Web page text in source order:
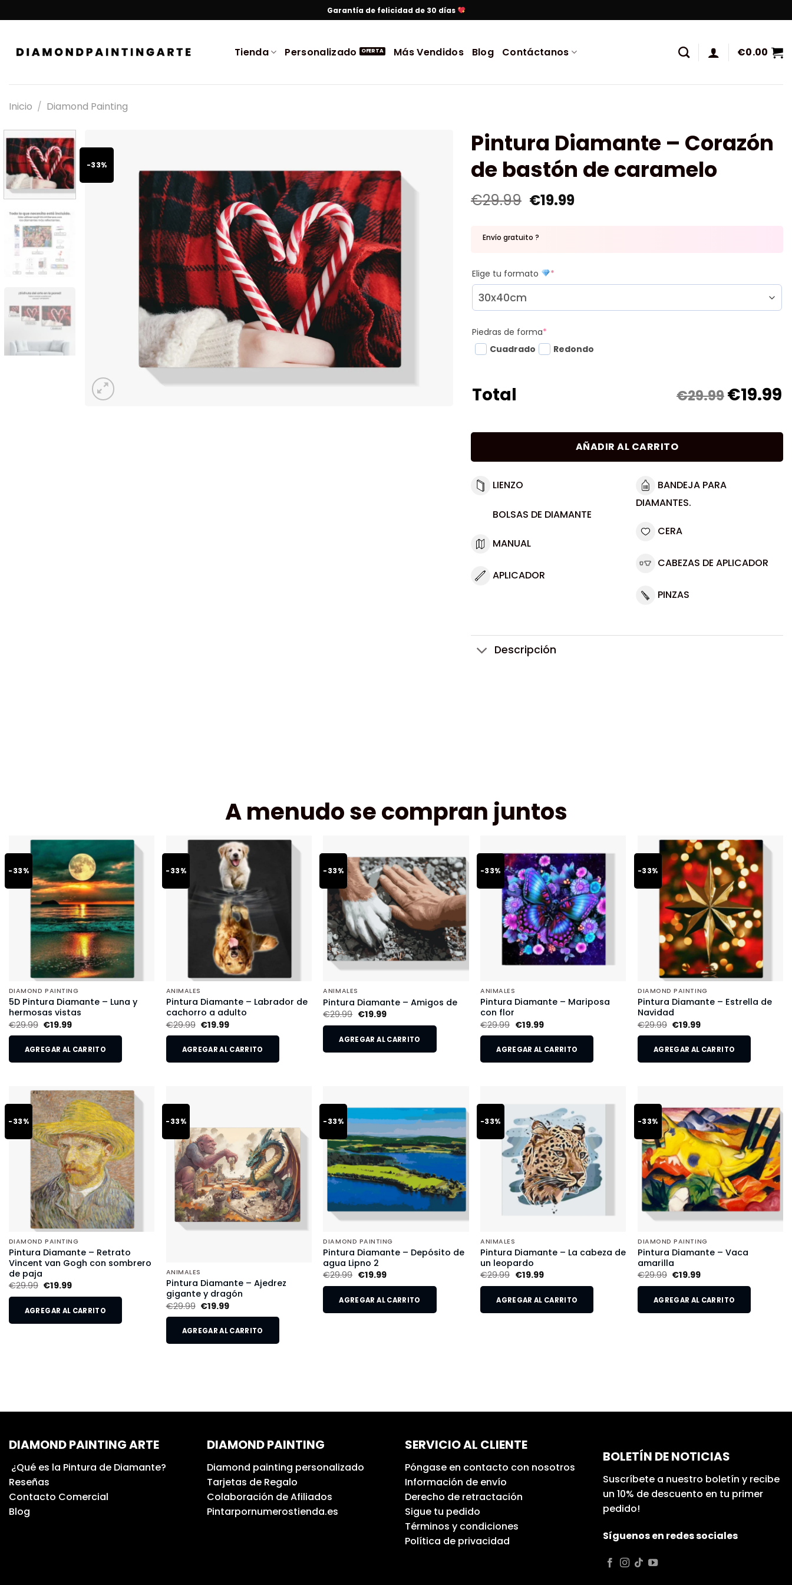
Garantía de felicidad de 30 días
Tienda Personalizado Más Vendidos Blog Contáctanos €0.00
Inicio / Diamond Painting
-33%
Pintura Diamante – Corazón
de bastón de caramelo
€29.99 €19.99
Envío gratuito ?
Elige tu formato *
Piedras de forma*
Cuadrado
Redondo
Total €29.99€19.99
AÑADIR AL CARRITO
LIENZO
BOLSAS DE DIAMANTE
MANUAL
APLICADOR
BANDEJA PARA
DIAMANTES.
CERA
CABEZAS DE APLICADOR
PINZAS
Descripción
A menudo se compran juntos
-33%
DIAMOND PAINTING
5D Pintura Diamante – Luna y
hermosas vistas
€29.99 €19.99
AGREGAR AL CARRITO
-33%
ANIMALES
Pintura Diamante – Labrador de
cachorro a adulto
€29.99 €19.99
AGREGAR AL CARRITO
-33%
ANIMALES
Pintura Diamante – Amigos de
€29.99 €19.99
AGREGAR AL CARRITO
-33%
ANIMALES
Pintura Diamante – Mariposa
con flor
€29.99 €19.99
AGREGAR AL CARRITO
-33%
DIAMOND PAINTING
Pintura Diamante – Estrella de
Navidad
€29.99 €19.99
AGREGAR AL CARRITO
-33%
DIAMOND PAINTING
Pintura Diamante – Retrato
Vincent van Gogh con sombrero
de paja
€29.99 €19.99
AGREGAR AL CARRITO
-33%
ANIMALES
Pintura Diamante – Ajedrez
gigante y dragón
€29.99 €19.99
AGREGAR AL CARRITO
-33%
DIAMOND PAINTING
Pintura Diamante – Depósito de
agua Lipno 2
€29.99 €19.99
AGREGAR AL CARRITO
-33%
ANIMALES
Pintura Diamante – La cabeza de
un leopardo
€29.99 €19.99
AGREGAR AL CARRITO
-33%
DIAMOND PAINTING
Pintura Diamante – Vaca
amarilla
€29.99 €19.99
AGREGAR AL CARRITO
DIAMOND PAINTING ARTE
¿Qué es la Pintura de Diamante?
Reseñas
Contacto Comercial
Blog
DIAMOND PAINTING
Diamond painting personalizado
Tarjetas de Regalo
Colaboración de Afiliados
Pintarpornumerostienda.es
SERVICIO AL CLIENTE
Póngase en contacto con nosotros
Información de envío
Derecho de retractación
Sigue tu pedido
Términos y condiciones
Política de privacidad
BOLETÍN DE NOTICIAS
Suscríbete a nuestro boletín y recibe
un 10% de descuento en tu primer
pedido!
Síguenos en redes sociales